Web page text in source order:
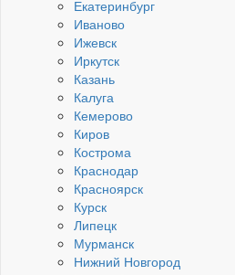
Екатеринбург
Иваново
Ижевск
Иркутск
Казань
Калуга
Кемерово
Киров
Кострома
Краснодар
Красноярск
Курск
Липецк
Мурманск
Нижний Новгород